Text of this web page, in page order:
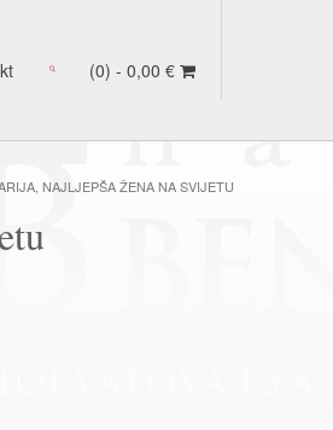
(0) - 0,00 €
NAJLJEPŠA ŽENA NA SVIJETU